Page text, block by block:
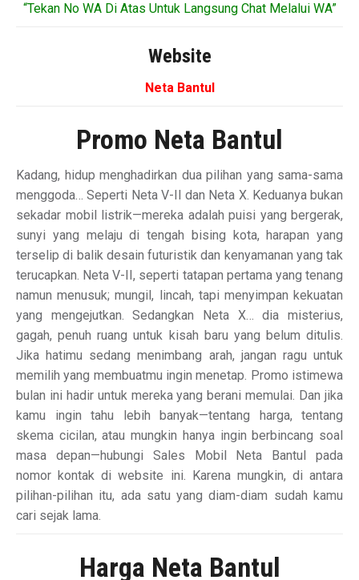
“Tekan No WA Di Atas Untuk Langsung Chat Melalui WA”
Website
Neta Bantul
Promo Neta Bantul
Kadang, hidup menghadirkan dua pilihan yang sama-sama
menggoda… Seperti Neta V-II dan Neta X. Keduanya bukan
sekadar mobil listrik—mereka adalah puisi yang bergerak,
sunyi yang melaju di tengah bising kota, harapan yang
terselip di balik desain futuristik dan kenyamanan yang tak
terucapkan. Neta V-II, seperti tatapan pertama yang tenang
namun menusuk; mungil, lincah, tapi menyimpan kekuatan
yang mengejutkan. Sedangkan Neta X… dia misterius,
gagah, penuh ruang untuk kisah baru yang belum ditulis.
Jika hatimu sedang menimbang arah, jangan ragu untuk
memilih yang membuatmu ingin menetap. Promo istimewa
bulan ini hadir untuk mereka yang berani memulai. Dan jika
kamu ingin tahu lebih banyak—tentang harga, tentang
skema cicilan, atau mungkin hanya ingin berbincang soal
masa depan—hubungi Sales Mobil Neta Bantul pada
nomor kontak di website ini. Karena mungkin, di antara
pilihan-pilihan itu, ada satu yang diam-diam sudah kamu
cari sejak lama.
Harga Neta Bantul